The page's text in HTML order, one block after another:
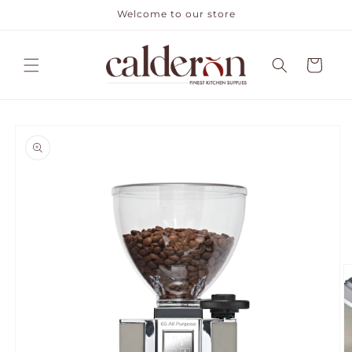
Welcome to our store
Warenkorb